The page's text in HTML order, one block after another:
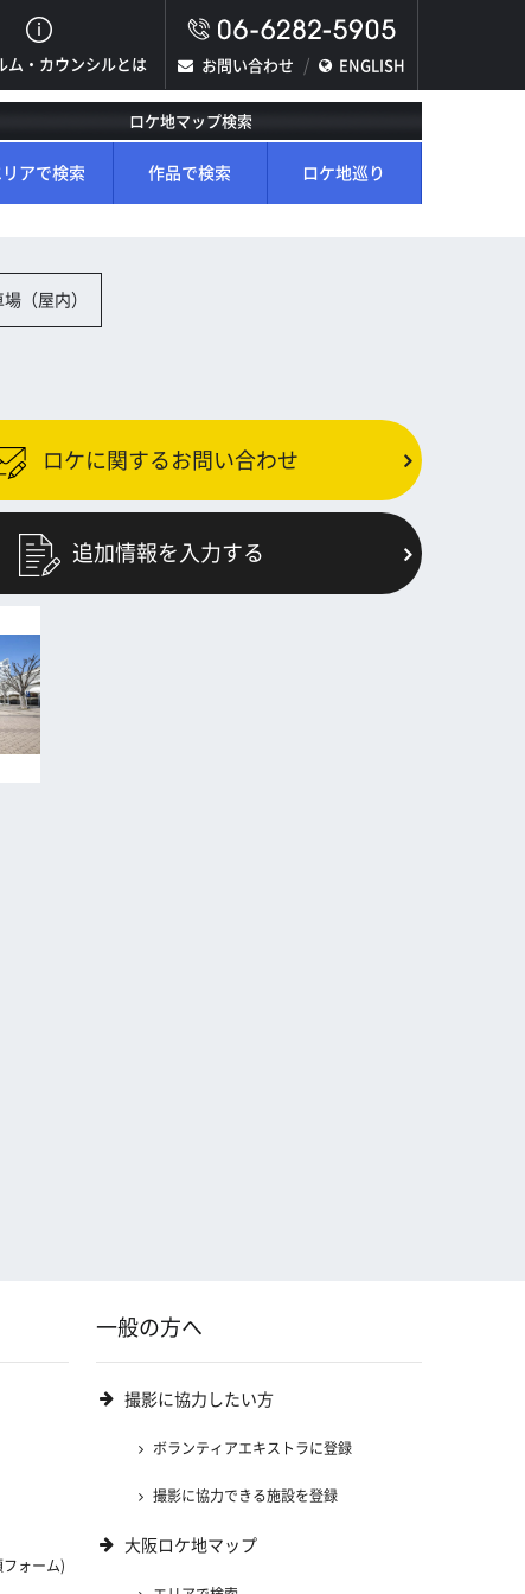
ム・カウンシルとは お問い合わせ ENGLISH
ロケ地マップ検索
リアで検索 作品で検索 ロケ地巡り
場（屋内）
ロケに関するお問い合わせ
追加情報を入力する
ォーム)
一般の方へ
撮影に協力したい方
ボランティアエキストラに登録
撮影に協力できる施設を登録
大阪ロケ地マップ